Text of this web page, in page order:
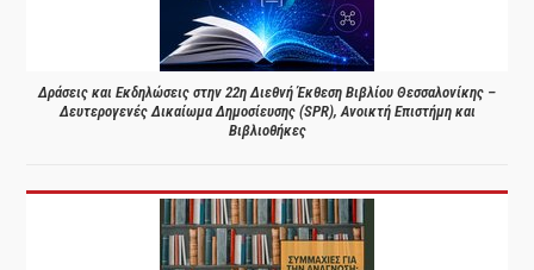
Δράσεις και Εκδηλώσεις στην 22η Διεθνή Έκθεση Βιβλίου Θεσσαλονίκης –
Δευτερογενές Δικαίωμα Δημοσίευσης (SPR), Ανοικτή Επιστήμη και
Βιβλιοθήκες